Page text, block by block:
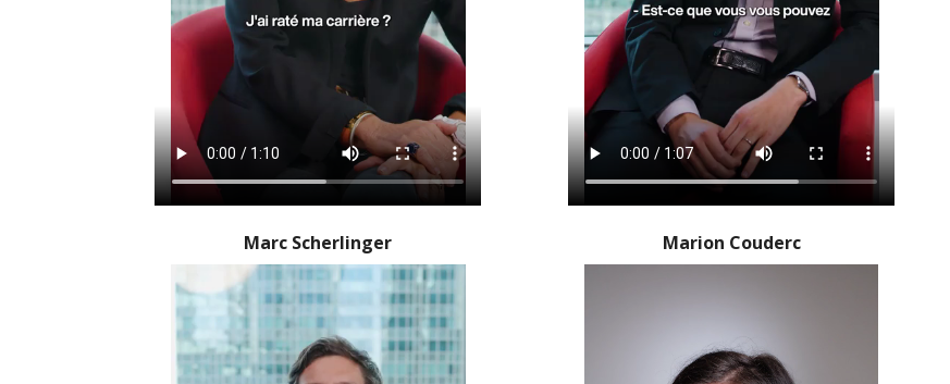
Marc Scherlinger Marion Couderc